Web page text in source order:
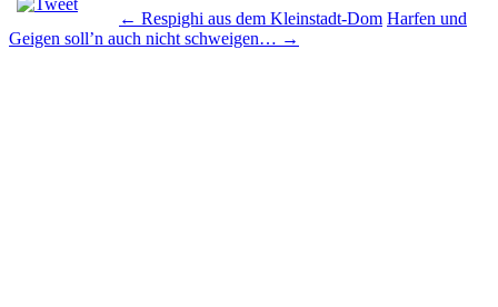
← Respighi aus dem Kleinstadt-Dom Harfen und
Geigen soll’n auch nicht schweigen… →